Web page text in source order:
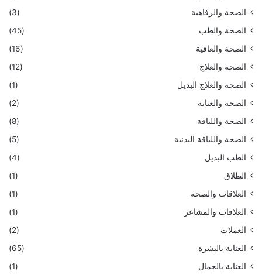
الصحة والرفاهية
(3)
الصحة والطب
(45)
الصحة والعافية
(16)
الصحة والعلاج
(12)
الصحة والعلاج البديل
(1)
الصحة والعناية
(2)
الصحة واللياقة
(8)
الصحة واللياقة البدنية
(5)
الطب البديل
(4)
الطلاق
(1)
العلاقات والصحة
(1)
العلاقات والمشاعر
(1)
العملات
(2)
العناية بالبشرة
(65)
العناية بالجمال
(1)